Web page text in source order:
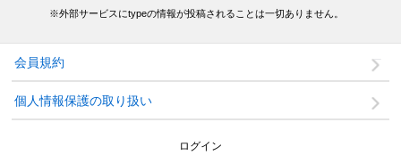
※外部サービスにtypeの情報が投稿されることは一切ありません。
会員規約
個人情報保護の取り扱い
ログイン